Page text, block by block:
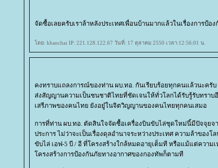
จัดซื้อเลยครับเราล้าหลังประเทศเพื่อนบ้านมากแล้วในเรื่องการป้อง
ดย: khanchai IP: 221.128.122.67 วันที่: 17 ตุลาคม 2550 เวลา:12:56:01 น.
คงทราบแถลงการณ์ของท่าน ผบ.ทอ. กันเรียบร้อยทุกคนแล้วนะครับ
ส่งสัญญานความเป็นชนชาติไทยที่ชัดเจนให้ทั่วโลกได้รับรู้รับทราบ
เสรีภาพของคนไทย ยังอยู๋ในจิตวิญญานของคนไทยทุกคนเสมอ
การที่ท่าน ผบ.ทอ. ตัดสินใจจัดซื้อเครื่องบินขับไล่ชุดใหม่นี้มีปัจจุยจ
ประการ ไม่ว่าจะเป็นเรื่องดุลอำนาจระหว่างประเทศ ความล้าของโ
ขับไล่ เอฟ-5 บี / อี ที่โครงสร้างใกล้หมดอายุเต็มที หรือแม้แต่ควา
ครงสร้างการป้องกันภัยทางอากาศของกองทัพก็ตามที